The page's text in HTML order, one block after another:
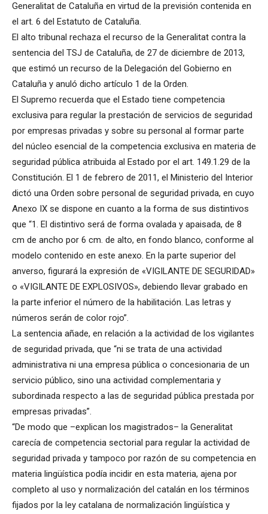
Generalitat de Cataluña en virtud de la previsión contenida en
el art. 6 del Estatuto de Cataluña.
El alto tribunal rechaza el recurso de la Generalitat contra la
sentencia del TSJ de Cataluña, de 27 de diciembre de 2013,
que estimó un recurso de la Delegación del Gobierno en
Cataluña y anuló dicho artículo 1 de la Orden.
El Supremo recuerda que el Estado tiene competencia
exclusiva para regular la prestación de servicios de seguridad
por empresas privadas y sobre su personal al formar parte
del núcleo esencial de la competencia exclusiva en materia de
seguridad pública atribuida al Estado por el art. 149.1.29 de la
Constitución. El 1 de febrero de 2011, el Ministerio del Interior
dictó una Orden sobre personal de seguridad privada, en cuyo
Anexo IX se dispone en cuanto a la forma de sus distintivos
que “1. El distintivo será de forma ovalada y apaisada, de 8
cm de ancho por 6 cm. de alto, en fondo blanco, conforme al
modelo contenido en este anexo. En la parte superior del
anverso, figurará la expresión de «VIGILANTE DE SEGURIDAD»
o «VIGILANTE DE EXPLOSIVOS», debiendo llevar grabado en
la parte inferior el número de la habilitación. Las letras y
números serán de color rojo”.
La sentencia añade, en relación a la actividad de los vigilantes
de seguridad privada, que “ni se trata de una actividad
administrativa ni una empresa pública o concesionaria de un
servicio público, sino una actividad complementaria y
subordinada respecto a las de seguridad pública prestada por
empresas privadas”.
“De modo que –explican los magistrados– la Generalitat
carecía de competencia sectorial para regular la actividad de
seguridad privada y tampoco por razón de su competencia en
materia lingüística podía incidir en esta materia, ajena por
completo al uso y normalización del catalán en los términos
fijados por la ley catalana de normalización lingüística y